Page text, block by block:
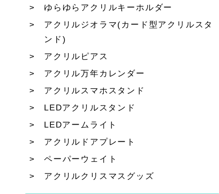
ゆらゆらアクリルキーホルダー
アクリルジオラマ(カード型アクリルスタ
ンド)
アクリルピアス
アクリル万年カレンダー
アクリルスマホスタンド
LEDアクリルスタンド
LEDアームライト
アクリルドアプレート
ペーパーウェイト
アクリルクリスマスグッズ